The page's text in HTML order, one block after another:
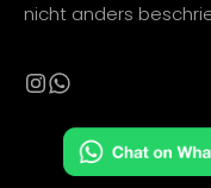
nicht anders
© 2026 -